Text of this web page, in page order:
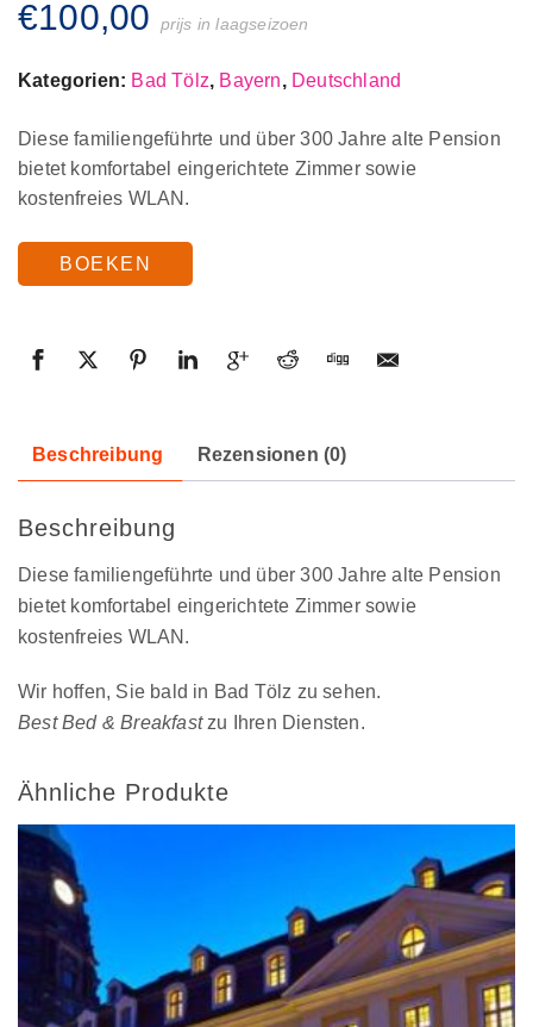
€100,00 prijs in laagseizoen
Kategorien: Bad Tölz, Bayern, Deutschland
Diese familiengeführte und über 300 Jahre alte Pension
bietet komfortabel eingerichtete Zimmer sowie
kostenfreies WLAN.
BOEKEN
Beschreibung Rezensionen (0)
Beschreibung
Diese familiengeführte und über 300 Jahre alte Pension
bietet komfortabel eingerichtete Zimmer sowie
kostenfreies WLAN.
Wir hoffen, Sie bald in Bad Tölz zu sehen.
Best Bed & Breakfastzu Ihren Diensten.
Ähnliche Produkte